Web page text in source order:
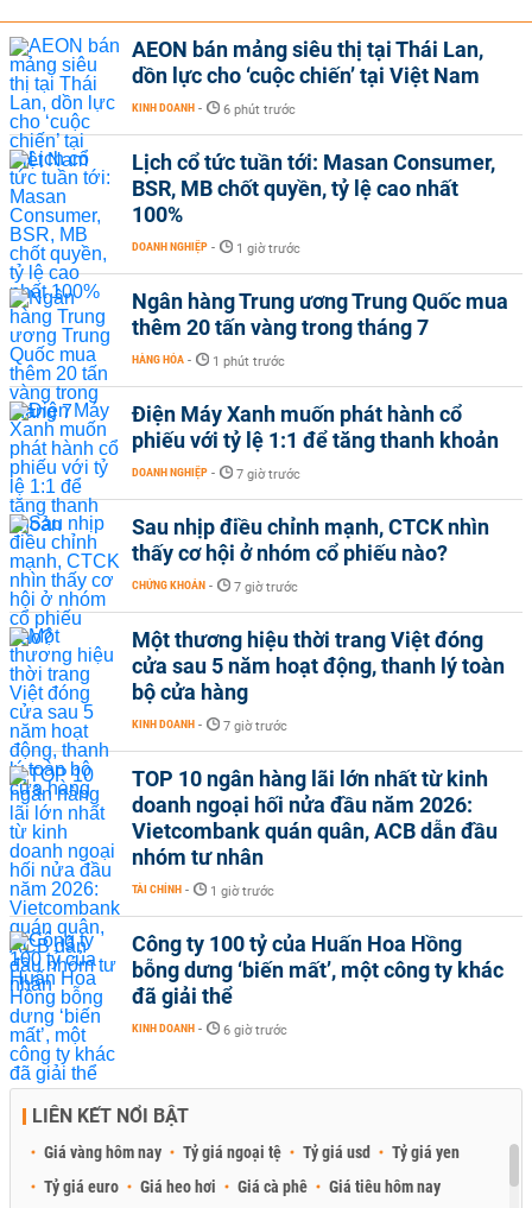
AEON bán mảng siêu thị tại Thái Lan,
dồn lực cho ‘cuộc chiến’ tại Việt Nam
KINH DOANH - 6 phút trước
Lịch cổ tức tuần tới: Masan Consumer,
BSR, MB chốt quyền, tỷ lệ cao nhất
100%
DOANH NGHIỆP - 1 giờ trước
Ngân hàng Trung ương Trung Quốc mua
thêm 20 tấn vàng trong tháng 7
HÀNG HÓA - 1 phút trước
Điện Máy Xanh muốn phát hành cổ
phiếu với tỷ lệ 1:1 để tăng thanh khoản
DOANH NGHIỆP - 7 giờ trước
Sau nhịp điều chỉnh mạnh, CTCK nhìn
thấy cơ hội ở nhóm cổ phiếu nào?
CHỨNG KHOÁN - 7 giờ trước
Một thương hiệu thời trang Việt đóng
cửa sau 5 năm hoạt động, thanh lý toàn
bộ cửa hàng
KINH DOANH - 7 giờ trước
TOP 10 ngân hàng lãi lớn nhất từ kinh
doanh ngoại hối nửa đầu năm 2026:
Vietcombank quán quân, ACB dẫn đầu
nhóm tư nhân
TÀI CHÍNH - 1 giờ trước
Công ty 100 tỷ của Huấn Hoa Hồng
bỗng dưng ‘biến mất’, một công ty khác
đã giải thể
KINH DOANH - 6 giờ trước
LIÊN KẾT NỔI BẬT
Giá vàng hôm nay Tỷ giá ngoại tệ Tỷ giá usd
Tỷ giá yen
Tỷ giá euro
Giá heo hơi Giá cà phê Giá tiêu hôm nay